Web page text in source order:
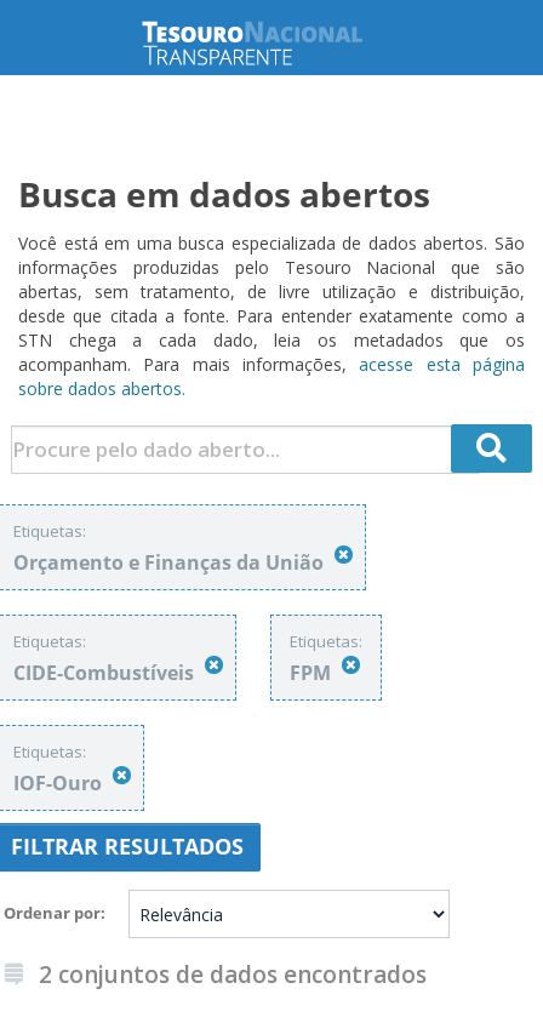
Busca em dados abertos
Você está em uma busca especializada de dados abertos. São
informações produzidas pelo Tesouro Nacional que são
abertas, sem tratamento, de livre utilização e distribuição,
desde que citada a fonte. Para entender exatamente como a
STN chega a cada dado, leia os metadados que os
acompanham. Para mais informações,acesse esta página
sobre dados abertos.
Etiquetas:
Orçamento e Finanças da União
Etiquetas:
CIDE-Combustíveis
Etiquetas:
FPM
Etiquetas:
IOF-Ouro
FILTRAR RESULTADOS
Ordenar por
2 conjuntos de dados encontrados